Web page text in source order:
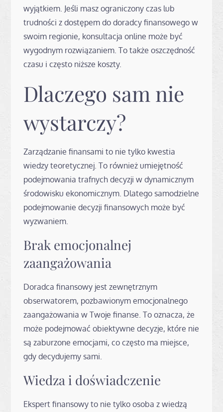
wyjątkiem. Jeśli masz ograniczony czas lub
trudności z dostępem do doradcy finansowego w
swoim regionie, konsultacja online może być
wygodnym rozwiązaniem. To także oszczędność
czasu i często niższe koszty.
Dlaczego sam nie
wystarczy?
Zarządzanie finansami to nie tylko kwestia
wiedzy teoretycznej. To również umiejętność
podejmowania trafnych decyzji w dynamicznym
środowisku ekonomicznym. Dlatego samodzielne
podejmowanie decyzji finansowych może być
wyzwaniem.
Brak emocjonalnej
zaangażowania
Doradca finansowy jest zewnętrznym
obserwatorem, pozbawionym emocjonalnego
zaangażowania w Twoje finanse. To oznacza, że
może podejmować obiektywne decyzje, które nie
są zaburzone emocjami, co często ma miejsce,
gdy decydujemy sami.
Wiedza i doświadczenie
Ekspert finansowy to nie tylko osoba z wiedzą